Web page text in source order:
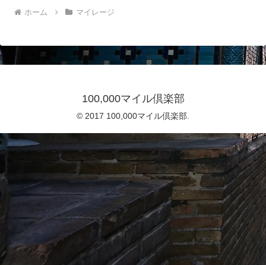
ホーム マイレージ
100,000マイル倶楽部
© 2017 100,000マイル倶楽部.